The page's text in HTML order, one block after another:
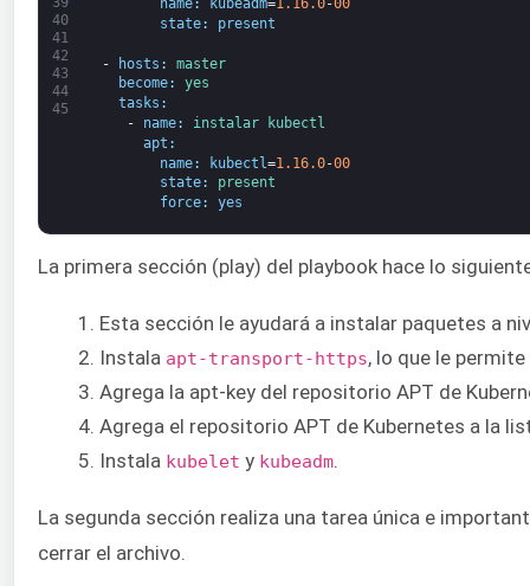
40
41
42
43
44
45
name: kubeadm=1.16.0-00
state: present
- hosts :
master
become:
yes
tasks :
-
name: instalar
kubectl
apt :
name: kubectl =1.16.0-00
state:
present
force: yes
La primera sección (play) del playbook hace lo
Esta sección le ayudará a instalar paquetes a
Instala apt-transport-https, lo que le
Agrega la apt-key del repositorio APT de
Agrega el repositorio APT de Kubernetes a la
Instala kubelet y kubeadm
La segunda sección realiza una tarea única e
cerrar el archivo.